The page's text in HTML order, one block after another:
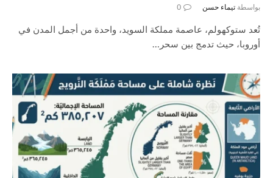
بواسطة تيماء حسن 0
تُعد ستوكهولم، عاصمة مملكة السويد، واحدة من أجمل المدن في
أوروبا، حيث تدمج بين سحر…